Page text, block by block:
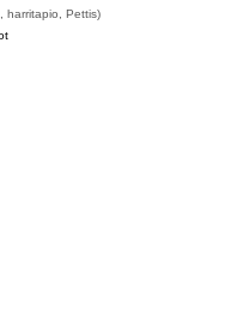
harritapio, Pettis)